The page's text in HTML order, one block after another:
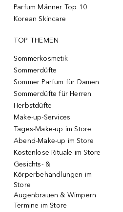
Parfum Männer Top 10
Korean Skincare
TOP THEMEN
Sommerkosmetik
Sommerdüfte
Sommer Parfum für Damen
Sommerdüfte für Herren
Herbstdüfte
Make-up-Services
Tages-Make-up im Store
Abend-Make-up im Store
Kostenlose Rituale im Store
Gesichts- &
Körperbehandlungen im
Store
Augenbrauen & Wimpern
Termine im Store